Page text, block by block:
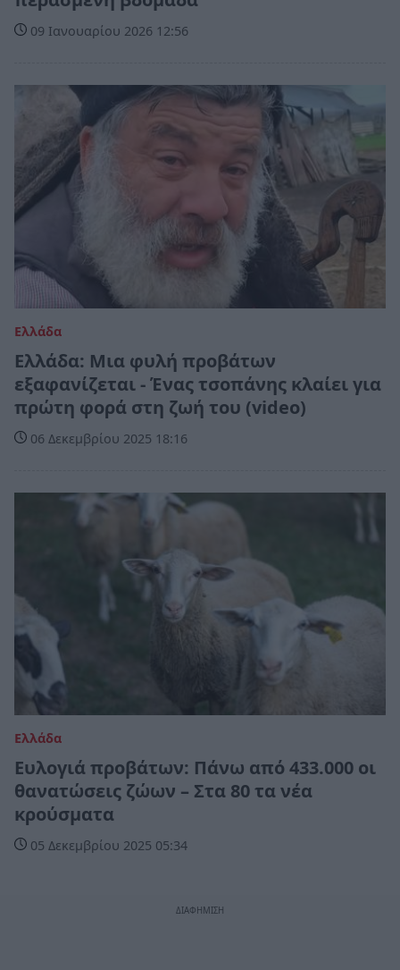
09 Ιανουαρίου 2026 12:56
Ελλάδα
Ελλάδα: Μια φυλή προβάτων
εξαφανίζεται - Ένας τσοπάνης κλαίει για
πρώτη φορά στη ζωή του (video)
06 Δεκεμβρίου 2025 18:16
Ελλάδα
Ευλογιά προβάτων: Πάνω από 433.000 οι
θανατώσεις ζώων – Στα 80 τα νέα
κρούσματα
05 Δεκεμβρίου 2025 05:34